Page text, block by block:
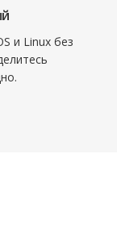
и Linux без